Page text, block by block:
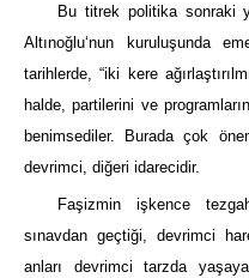
Bu titrek politika sonraki
Altınoğlu‘nun kuruluşunda
tarihlerde, “iki kere
halde, partilerini ve
benimsediler. Burada çok
devrimci, diğeri idarecidir.
Faşizmin işkence
sınavdan geçtiği, devrimci
anları devrimci tarzda